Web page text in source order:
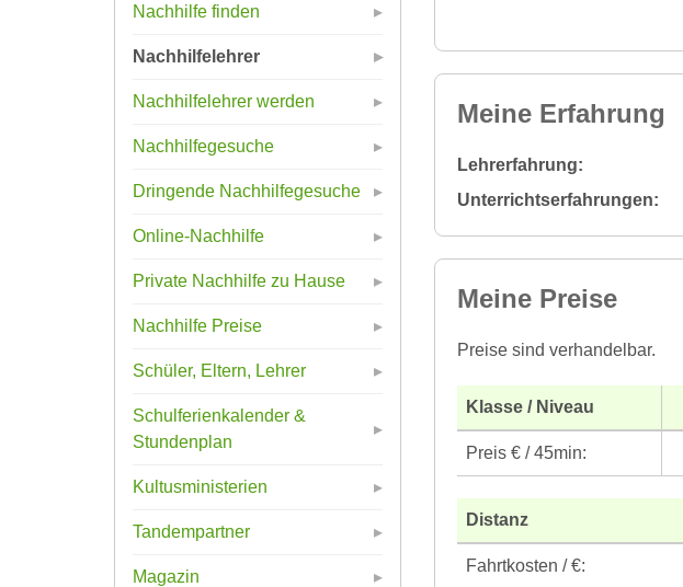
Nachhilfe finden
Nachhilfelehrer
Nachhilfelehrer werden
Nachhilfegesuche
Dringende Nachhilfegesuche
Online-Nachhilfe
Private Nachhilfe zu Hause
Nachhilfe Preise
Schüler, Eltern, Lehrer
Schulferienkalender &
Stundenplan
Kultusministerien
Tandempartner
Magazin
Meine Erfahrung
Lehrerfahrung:
Unterrichtserfahrungen:
Meine Preise
Preise sind verhandelbar.
Klasse / Niveau
Preis € / 45min:
Distanz
Fahrtkosten / €: